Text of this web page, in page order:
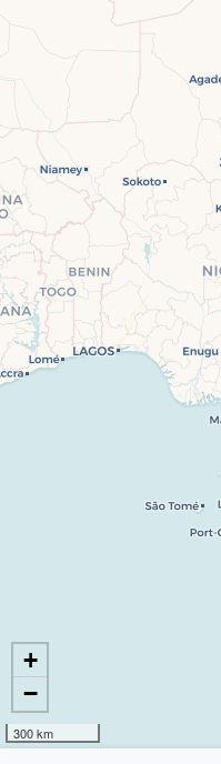
+
−
300 km